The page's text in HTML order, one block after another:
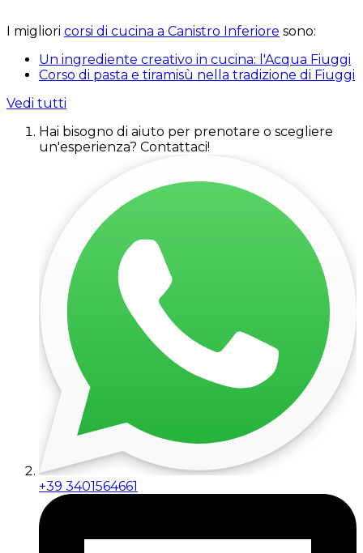
I migliori corsi di cucina a Canistro Inferiore sono:
Un ingrediente creativo in cucina: l'Acqua Fiuggi
Corso di pasta e tiramisù nella tradizione di Fiuggi
Vedi tutti
Hai bisogno di aiuto per prenotare o scegliere
un'esperienza? Contattaci!
+39 3401564661